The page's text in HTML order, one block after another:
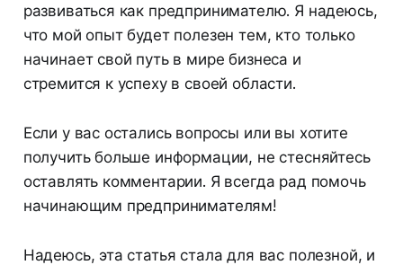
развиваться как предпринимателю. Я надеюсь,
что мой опыт будет полезен тем, кто только
начинает свой путь в мире бизнеса и
стремится к успеху в своей области.
Если у вас остались вопросы или вы хотите
получить больше информации, не стесняйтесь
оставлять комментарии. Я всегда рад помочь
начинающим предпринимателям!
Надеюсь, эта статья стала для вас полезной, и